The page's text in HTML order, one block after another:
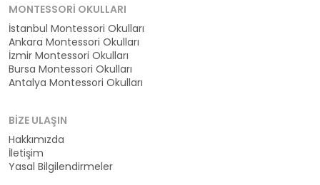
MONTESSORI OKULLARI
İstanbul Montessori Okulları
Ankara Montessori Okulları
İzmir Montessori Okulları
Bursa Montessori Okulları
Antalya Montessori Okulları
BIZE ULAŞIN
Hakkımızda
İletişim
Yasal Bilgilendirmeler